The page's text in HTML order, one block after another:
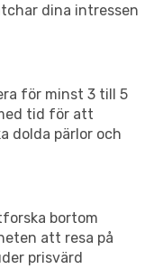
dina intressen
för minst 3 till 5
tid för att
dolda pärlor och
bortom
att resa på
prisvärd